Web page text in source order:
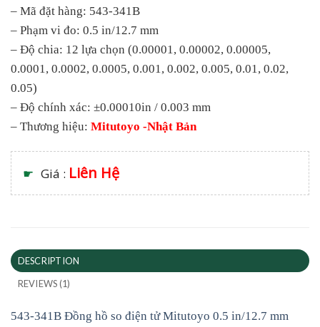
rating
– Mã đặt hàng: 543-341B
– Phạm vi đo: 0.5 in/12.7 mm
– Độ chia: 12 lựa chọn (0.00001, 0.00002, 0.00005,
0.0001, 0.0002, 0.0005, 0.001, 0.002, 0.005, 0.01, 0.02,
0.05)
– Độ chính xác: ±0.00010in / 0.003 mm
– Thương hiệu: Mitutoyo -Nhật Bản
☛ Giá : Liên Hệ
DESCRIPTION
REVIEWS (1)
543-341B Đồng hồ so điện tử Mitutoyo 0.5 in/12.7 mm